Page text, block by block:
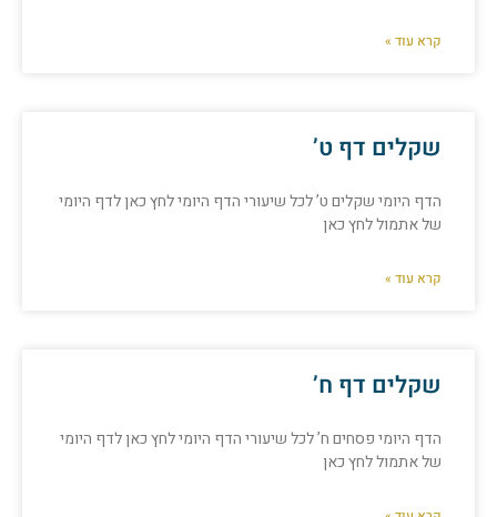
קרא עוד »
שקלים דף ט’
הדף היומי שקלים ט’ לכל שיעורי הדף היומי לחץ כאן לדף היומי
של אתמול לחץ כאן
קרא עוד »
שקלים דף ח’
הדף היומי פסחים ח’ לכל שיעורי הדף היומי לחץ כאן לדף היומי
של אתמול לחץ כאן